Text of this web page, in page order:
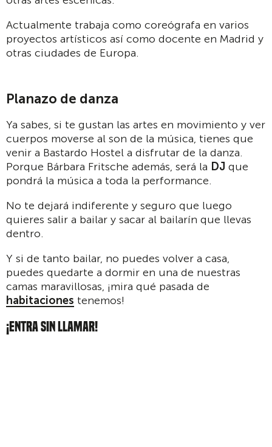
Actualmente trabaja como coreógrafa en varios
proyectos artísticos así como docente en Madrid y
otras ciudades de Europa.
Planazo de danza
Ya sabes, si te gustan las artes en movimiento y ver
cuerpos moverse al son de la música, tienes que
venir a Bastardo Hostel a disfrutar de la danza.
Porque Bárbara Fritsche además, será la DJ que
pondrá la música a toda la performance.
No te dejará indiferente y seguro que luego
quieres salir a bailar y sacar al bailarín que llevas
dentro.
Y si de tanto bailar, no puedes volver a casa,
puedes quedarte a dormir en una de nuestras
camas maravillosas, ¡mira qué pasada de
habitaciones tenemos!
¡ENTRA SIN LLAMAR!